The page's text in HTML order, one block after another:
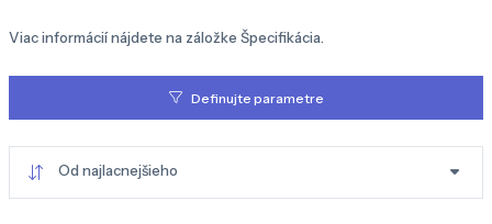
Viac informácií nájdete na záložke Špecifikácia.
Definujte parametre
Od najlacnejšieho